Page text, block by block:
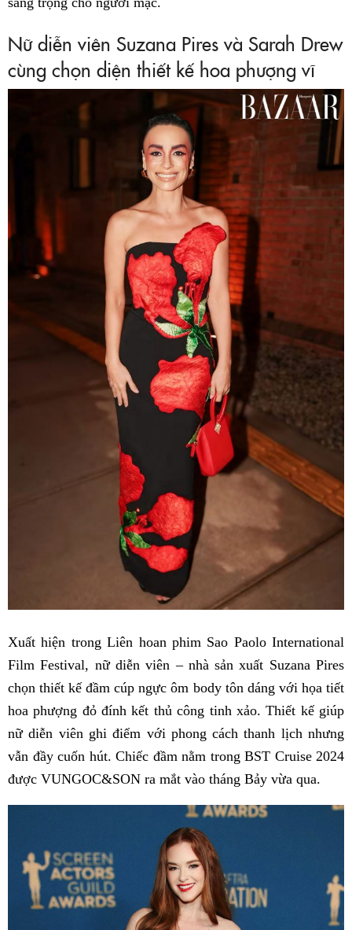
Nữ diễn viên Suzana Pires và Sarah Drew
cùng chọn diện thiết kế hoa phượng vĩ
Xuất hiện trong Liên hoan phim Sao Paolo International
Film Festival, nữ diễn viên – nhà sản xuất Suzana Pires
chọn thiết kế đầm cúp ngực ôm body tôn dáng với họa tiết
hoa phượng đỏ đính kết thủ công tinh xảo. Thiết kế giúp
nữ diễn viên ghi điểm với phong cách thanh lịch nhưng
vẫn đầy cuốn hút. Chiếc đầm nằm trong BST Cruise 2024
được VUNGOC&SON ra mắt vào tháng Bảy vừa qua.